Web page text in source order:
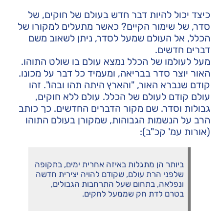
כיצד יכול להיות דבר חדש בעולם של חוקים, של
סדר, של שימור הקיים? כאשר מתעלים למקורו של
הכלל, אל העולם שמעל לסדר, ניתן לשאוב משם
דברים חדשים.
מעל לעולמו של הכלל נמצא עולם בו שולט התוהו.
האור יוצר סדר בבריאה, ומעמיד כל דבר על מכונו.
קודם שנברא האור, "והארץ היתה תהו ובהו". זהו
עולם קודם לעולם של הכלל. עולם ללא חוקים,
גבולות וסדר. שם מקור הדברים החדשים. כך כותב
הרב על הנשמות הגבוהות, שמקורן בעולם התוהו
(אורות עמ' קכ"ב):
ביותר הן מתגלות באיזה אחרית ימים, בתקופה
שלפני הרת עולם, שקודם להויה יצירית חדשה
ונפלאה, בתחום שעל התרחבות הגבולים,
בטרם לדת חק שממעל לחקים.